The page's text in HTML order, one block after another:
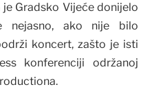
Gradsko Vijeće donijelo
nejasno, ako nije bilo
koncert, zašto je isti
konferenciji održanoj